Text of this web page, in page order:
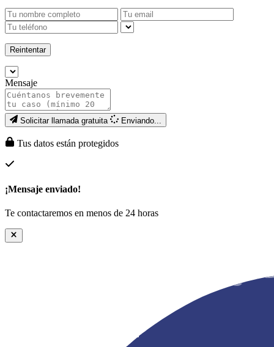
Reintentar
Mensaje
Solicitar llamada gratuita Enviando...
Tus datos están protegidos
¡Mensaje enviado!
Te contactaremos en menos de 24 horas